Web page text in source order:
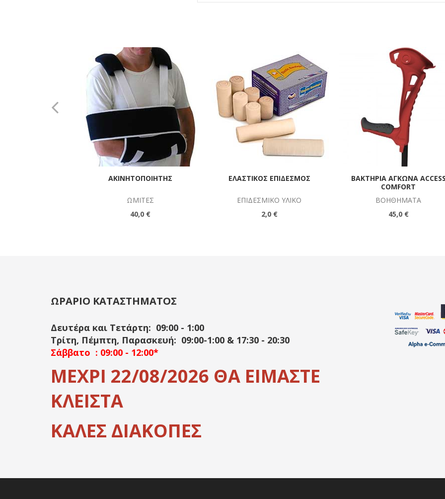
ΑΚΙΝΗΤΟΠΟΙΗΤΉΣ
ΩΜΊΤΕΣ
40,0 €
ΕΛΑΣΤΙΚΌΣ ΕΠΊΔΕΣΜΟΣ
ΕΠΙΔΕΣΜΙΚΌ ΥΛΙΚΌ
2,0 €
ΒΑΚΤΗΡΊΑ ΑΓΚΏΝΑ ACCESS
COMFORT
ΒΟΗΘΉΜΑΤΑ
45,0 €
ΩΡΑΡΙΟ ΚΑΤΑΣΤΗΜΑΤΟΣ
Δευτέρα και Τετάρτη: 09:00 - 1:00
Τρίτη, Πέμπτη, Παρασκευή: 09:00-1:00 & 17:30 - 20:30
Σάββατο : 09:00 - 12:00*
ΜΕΧΡΙ 22/08/2026 ΘΑ ΕΙΜΑΣΤΕ
ΚΛΕΙΣΤΑ
ΚΑΛΕΣ ΔΙΑΚΟΠΕΣ